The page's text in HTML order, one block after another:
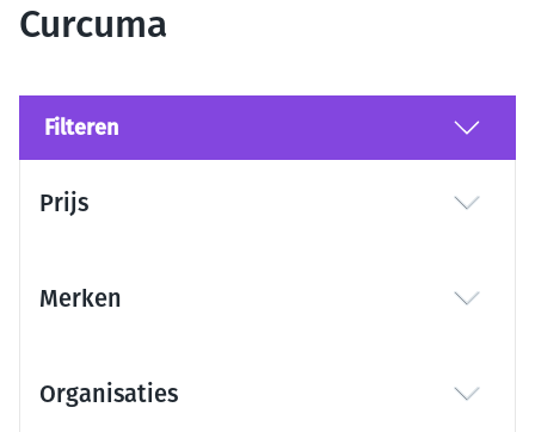
Curcuma
Filteren
Prijs
Merken
Organisaties